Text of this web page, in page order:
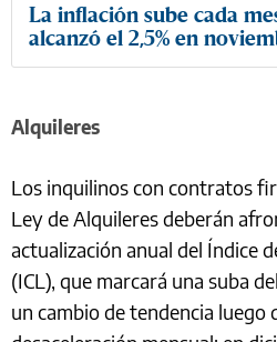
La inflación sube cada
alcanzó el 2,5% en
Alquileres
Los inquilinos con contratos
Ley de Alquileres deberán
actualización anual del Índice
(ICL), que marcará una suba
un cambio de tendencia luego